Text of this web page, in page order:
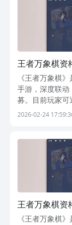
王者万象棋资
《王者万象棋
手游，深度联
募。目前玩家
获得测试资格，
2026-02-24
王者万象棋资
址推荐
《王者万象棋